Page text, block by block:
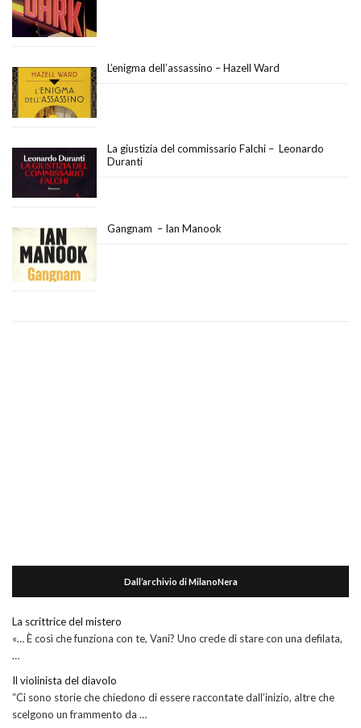
L’enigma dell’assassino – Hazell Ward
La giustizia del commissario Falchi – Leonardo
Duranti
Gangnam – Ian Manook
Dall’archivio di MilanoNera
La scrittrice del mistero
«… È così che funziona con te, Vani? Uno crede di stare con una defilata,
…
Il violinista del diavolo
“Ci sono storie che chiedono di essere raccontate dall’inizio, altre che
scelgono un frammento da …